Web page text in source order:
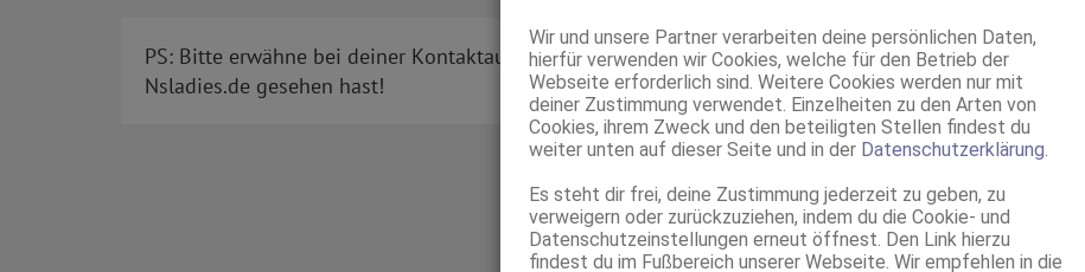
Wir und unsere Partner verarbeiten deine persönlichen Daten,
hierfür verwenden wir Cookies, welche für den Betrieb der
Webseite erforderlich sind. Weitere Cookies werden nur mit
deiner Zustimmung verwendet. Einzelheiten zu den Arten von
Cookies, ihrem Zweck und den beteiligten Stellen findest du
weiter unten auf dieser Seite und in der Datenschutzerklärung.
Es steht dir frei, deine Zustimmung jederzeit zu geben, zu
verweigern oder zurückzuziehen, indem du die Cookie- und
Datenschutzeinstellungen erneut öffnest. Den Link hierzu
findest du im Fußbereich unserer Webseite. Wir empfehlen in die
PS: Bitte erwähne bei deiner Kontaktaufnahme, dass du die Anzeige auf
Nsladies.de gesehen hast!